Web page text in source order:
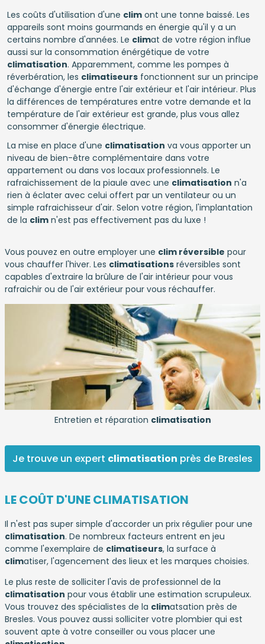
Les coûts d'utilisation d'une climont une tonne baissé. Les
appareils sont moins gourmands en énergie qu'il y a un
certains nombre d'années. Le climat de votre région influe
aussi sur la consommation énérgétique de votre
climatisation. Apparemment, comme les pompes à
réverbération, les climatiseursfonctionnent sur un principe
d'échange d'énergie entre l'air extérieur et l'air intérieur. Plus
la différences de températures entre votre demande et la
température de l'air extérieur est grande, plus vous allez
consommer d'énergie électrique.
La mise en place d'une climatisation va vous apporter un
niveau de bien-être complémentaire dans votre
appartement ou dans vos locaux professionnels. Le
rafraichissement de la piaule avec une climatisation n'a
rien à éclater avec celui offert par un ventilateur ou un
simple rafraichisseur d'air. Selon votre région, l'implantation
de la climn'est pas effectivement pas du luxe !
Vous pouvez en outre employer une clim réversible pour
vous chauffer l'hiver. Les climatisations réversibles sont
capables d'extraire la brûlure de l'air intérieur pour vous
rafraichir ou de l'air extérieur pour vous réchauffer.
Entretien et réparation climatisation
Je trouve un expert climatisation près de Bresles
LE COÛT D'UNE CLIMATISATION
Il n'est pas super simple d'accorder un prix régulier pour une
climatisation. De nombreux facteurs entrent en jeu
comme l'exemplaire de climatiseurs, la surface à
climatiser, l'agencement des lieux et les marques choisies.
Le plus reste de solliciter l'avis de professionnel de la
climatisation pour vous établir une estimation scrupuleux.
Vous trouvez des spécialistes de la climatsation près de
Bresles. Vous pouvez aussi solliciter votre plombier qui est
souvent apte à votre conseiller ou vous placer une